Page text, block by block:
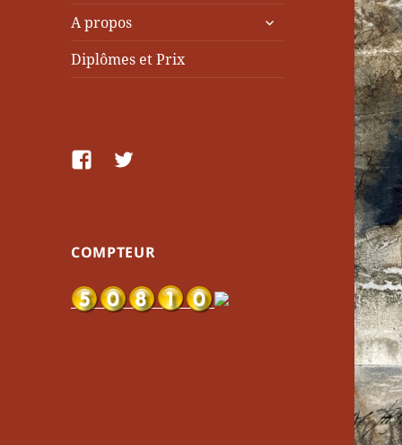
A propos
ouvrir
Diplômes et Prix
facebookTwitter
COMPTEUR